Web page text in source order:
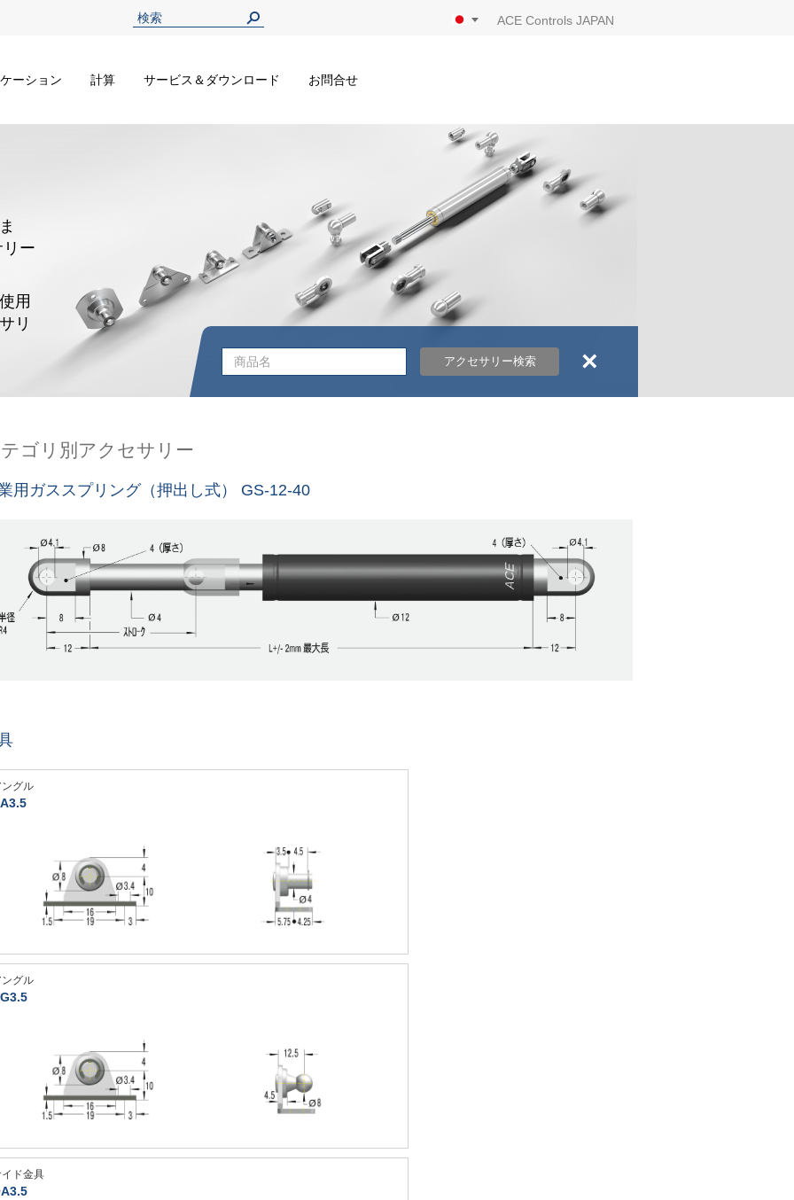
ACE Controls JAPAN
ーション 計算 サービス＆ダウンロード お問合せ
ー
用
リ
アクセサリー検索 ×
ゴリ別アクセサリー
用ガススプリング（押出し式） GS-12-40
グル
グル
ド金具